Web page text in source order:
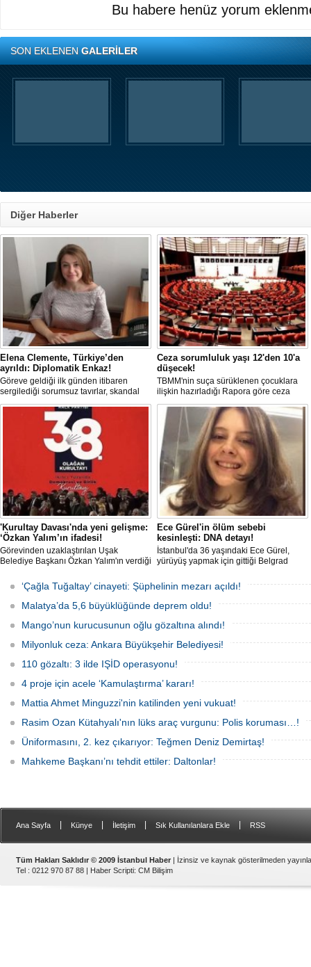
Bu habere henüz yorum
SON EKLENENGALERİLER
Diğer Haberler
Elena Clemente, Türkiye’den
ayrıldı: Diplomatik Enkaz!
Göreve geldiği ilk günden itibaren
sergilediği sorumsuz tavırlar, skandal
kararlar ve özellikle Türk öğrencilere
uyguladığı vize ambargosuyla tepkilerin
odağında olan İtalya’nın İstanbul
Başkonsolosu Elena Clemente’nin
Türkiye’deki görevi nihayet sona erdi.
Ceza sorumluluk yaşı 12'den 10'a
düşecek!
TBMM'nin suça sürüklenen çocuklara
ilişkin hazırladığı Rapora göre ceza
sorumluluğu yaşının; 12'den 10'a
düşürülmesi planlanıyor.
'Kurultay Davası'nda yeni gelişme:
‘Özkan Yalım’ın ifadesi!
Görevinden uzaklaştırılan Uşak
Belediye Başkanı Özkan Yalım'ın verdiği
Ece Gürel'in ölüm sebebi
kesinleşti: DNA detayı!
İstanbul'da 36 yaşındaki Ece Gürel,
yürüyüş yapmak için gittiği Belgrad
karıştı. 4 gün sonra sağ bulunan ancak
kaldırıldığı hastanede hayatını
kaybeden Ece'nin ölümüyle ilgili
soruşturma tamamlanırken, dikkat
çeken detaylar yer aldı.
‘Çağla Tuğaltay’ cinayeti: Şüphelinin mezarı açıldı!
Malatya’da 5,6 büyüklüğünde deprem oldu!
Mango’nun kurucusunun oğlu gözaltına alındı!
Milyonluk ceza: Ankara Büyükşehir Belediyesi!
110 gözaltı: 3 ilde IŞİD operasyonu!
4 proje için acele ‘Kamulaştırma’ kararı!
Mattia Ahmet Minguzzi'nin katilinden yeni vukuat!
Rasim Ozan Kütahyalı'nın lüks araç vurgunu: Polis koruması…!
Üniformasını, 2. kez çıkarıyor: Teğmen Deniz Demirtaş!
Mahkeme Başkanı’nı tehdit ettiler: Daltonlar!
Ana Sayfa Künye İletişim Sık Kullanılanlara Ekle RSS
Tüm Hakları Saklıdır © 2009 İstanbul Haber | İzinsiz ve kaynak gösterilmeden
Tel : 0212 970 87 88 | Haber Scripti: CM Bilişim